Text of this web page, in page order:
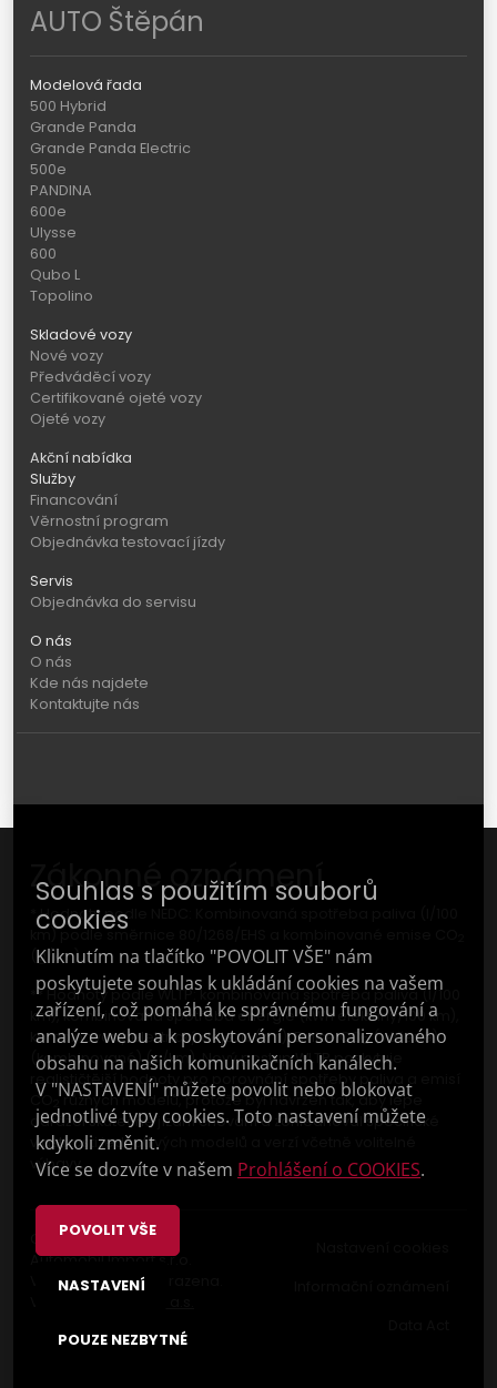
AUTO Štěpán
Modelová řada
500 Hybrid
Grande Panda
Grande Panda Electric
500e
PANDINA
600e
Ulysse
600
Qubo L
Topolino
Skladové vozy
Nové vozy
Předváděcí vozy
Certifikované ojeté vozy
Ojeté vozy
Akční nabídka
Služby
Financování
Věrnostní program
Objednávka testovací jízdy
Servis
Objednávka do servisu
O nás
O nás
Kde nás najdete
Kontaktujte nás
Zákonné oznámení
* Hodnoty podle NEDC: Kombinovaná spotřeba paliva (l/100
km) podle směrnice 80/1268/EHS a kombinované emise CO
(g/km).
** Hodnoty podle WLTP: kombinovaná spotřeba paliva (l/100
km), kombinovaná spotřeba energie (kWh elektřiny/100 km),
kombinovaný elektrický dojezd (km); Emise CO2(vážené)
(kombinované) (g/km). Nový postup WLTP poskytuje
realističtější hodnoty pro porovnání spotřeby paliva a emisí
CO
různých modelů, protože byl navržen tak, aby lépe
odrážel skutečné jízdní chování a zohledňoval specifické
vlastnosti jednotlivých modelů a verzí včetně volitelné
výbavy.
Copyright © 2023 F
Automobil Import s.r.o.
Všechna práva vyhrazena.
Souhlas s použitím souborů
cookies
Kliknutím na tlačítko "POVOLIT VŠE" nám
poskytujete souhlas k ukládání cookies na vašem
zařízení, což pomáhá ke správnému fungování a
analýze webu a k poskytování personalizovaného
obsahu na našich komunikačních kanálech.
V "NASTAVENÍ" můžete povolit nebo blokovat
jednotlivé typy cookies. Toto nastavení můžete
kdykoli změnit.
Více se dozvíte v našem Prohlášení o COOKIES.
POVOLIT VŠE
NASTAVENÍ
POUZE NEZBYTNÉ